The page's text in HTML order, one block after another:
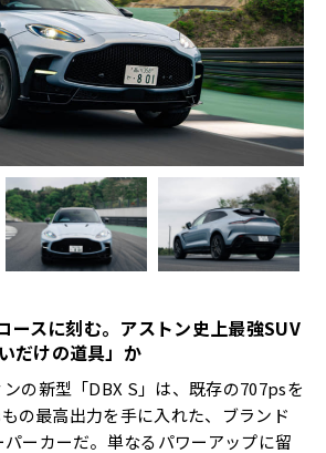
ースに刻む。アストン史上最強SUV
だけの道具」か
の新型「DBX S」は、既存の707psを
の最高出力を手に入れた、ブランド
ーカーだ。単なるパワーアップに留